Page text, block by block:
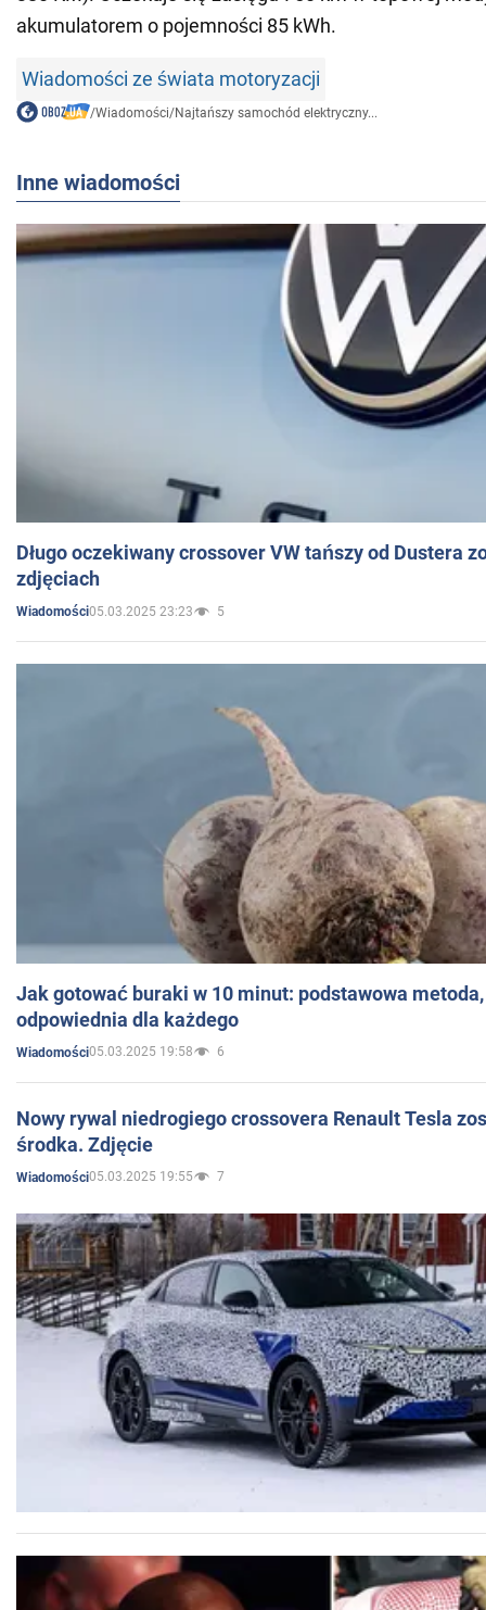
akumulatorem o pojemności 85 kWh.
Wiadomości ze świata motoryzacji
/Wiadomości/Najtańszy samochód elektryczny...
Inne wiadomości
Długo oczekiwany crossover VW tańszy od Dustera
zdjęciach
Wiadomości05.03.2025 23:23 5
Jak gotować buraki w 10 minut: podstawowa
odpowiednia dla każdego
Wiadomości05.03.2025 19:58 6
Nowy rywal niedrogiego crossovera Renault Tesla
środka. Zdjęcie
Wiadomości05.03.2025 19:55 7